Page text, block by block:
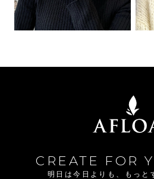
CREATE FOR
明日は今日よりも、もっと